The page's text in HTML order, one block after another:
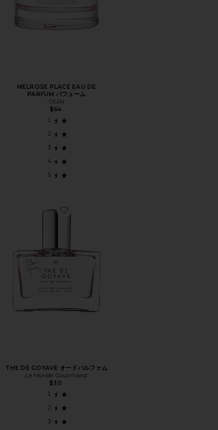
MELROSE PLACE EAU DE
PARFUM パフューム
OUAI
$64
Favorite THE DE GOYAVE オードパルファム
THE DE GOYAVE オードパルファム
Le Monde Gourmand
$30